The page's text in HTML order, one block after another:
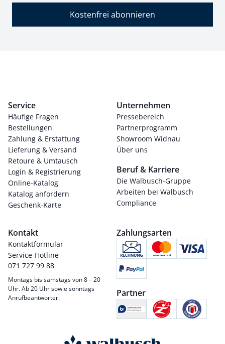
Kostenfrei abonnieren
Service
Häufige Fragen
Bestellungen
Zahlung & Erstattung
Lieferung & Versand
Retoure & Umtausch
Login & Registrierung
Online-Katalog
Katalog anfordern
Geschenk-Karte
Unternehmen
Pressebereich
Partnerprogramm
Showroom Widnau
Über uns
Beruf & Karriere
Die Walbusch-Gruppe
Arbeiten bei Walbusch
Compliance
Kontakt
Kontaktformular
Service-Hotline
071 727 99 88
Montags bis samstags von 8 – 20
Uhr. Ab 20 Uhr sowie sonntags
Anrufbeantworter.
Zahlungsarten
Partner